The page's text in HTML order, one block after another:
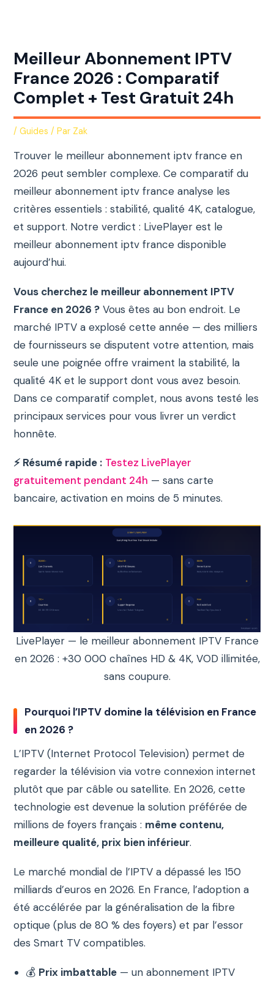
Meilleur Abonnement IPTV
France 2026 : Comparatif
Complet + Test Gratuit 24h
/Guides / Par Zak
Trouver le meilleur abonnement iptv france en
2026 peut sembler complexe. Ce comparatif du
meilleur abonnement iptv france analyse les
critères essentiels : stabilité, qualité 4K, catalogue,
et support. Notre verdict : LivePlayer est le
meilleur abonnement iptv france disponible
aujourd’hui.
Vous cherchez le meilleur abonnement IPTV
France en 2026 ? Vous êtes au bon endroit. Le
marché IPTV a explosé cette année — des milliers
de fournisseurs se disputent votre attention, mais
seule une poignée offre vraiment la stabilité, la
qualité 4K et le support dont vous avez besoin.
Dans ce comparatif complet, nous avons testé les
principaux services pour vous livrer un verdict
honnête.
⚡ Résumé rapide : Testez LivePlayer
gratuitement pendant 24h — sans carte
bancaire, activation en moins de 5 minutes.
LivePlayer — le meilleur abonnement IPTV France
en 2026 : +30 000 chaînes HD & 4K, VOD illimitée,
sans coupure.
Pourquoi l’IPTV domine la télévision en France
en 2026 ?
L’IPTV (Internet Protocol Television) permet de
regarder la télévision via votre connexion internet
plutôt que par câble ou satellite. En 2026, cette
technologie est devenue la solution préférée de
millions de foyers français : même contenu,
meilleure qualité, prix bien inférieur.
Le marché mondial de l’IPTV a dépassé les 150
milliards d’euros en 2026. En France, l’adoption a
été accélérée par la généralisation de la fibre
optique (plus de 80 % des foyers) et par l’essor
des Smart TV compatibles.
💰 Prix imbattable — un abonnement IPTV